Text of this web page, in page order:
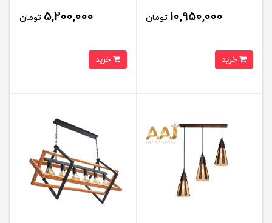
10,950,000 تومان 5,200,000 تومان